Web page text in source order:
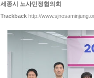
세종시 노사민정협의회
Trackback http://